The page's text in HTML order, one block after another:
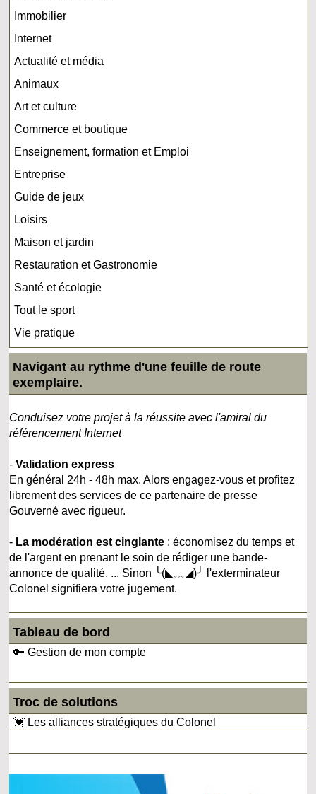
Immobilier
Internet
Actualité et média
Animaux
Art et culture
Commerce et boutique
Enseignement, formation et Emploi
Entreprise
Guide de jeux
Loisirs
Maison et jardin
Restauration et Gastronomie
Santé et écologie
Tout le sport
Vie pratique
Navigant au rythme d'une feuille de route
exemplaire.
Conduisez votre projet à la réussite avec l'amiral du
référencement Internet
-Validation express
En général 24h - 48h max. Alors engagez-vous et profitez
librement des services de ce partenaire de presse
Gouverné avec rigueur.
- La modération est cinglante : économisez du temps et
de l'argent en prenant le soin de rédiger une bande-
annonce de qualité, ... Sinon ╰(◣﹏◢)╯ l'exterminateur
Colonel signifiera votre jugement.
Tableau de bord
🔑 Gestion de mon compte
Troc de solutions
💓 Les alliances stratégiques du Colonel